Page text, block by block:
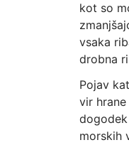
kot so
vsaka
drobna
Pojav
vir
morskih